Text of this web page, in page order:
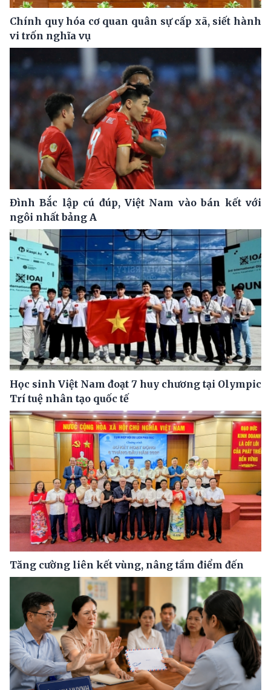
Chính quy hóa cơ quan quân sự cấp xã, siết hành
vi trốn nghĩa vụ
Đình Bắc lập cú đúp, Việt Nam vào bán kết với
ngôi nhất bảng A
Học sinh Việt Nam đoạt 7 huy chương tại Olympic
Trí tuệ nhân tạo quốc tế
Tăng cường liên kết vùng, nâng tầm điểm đến